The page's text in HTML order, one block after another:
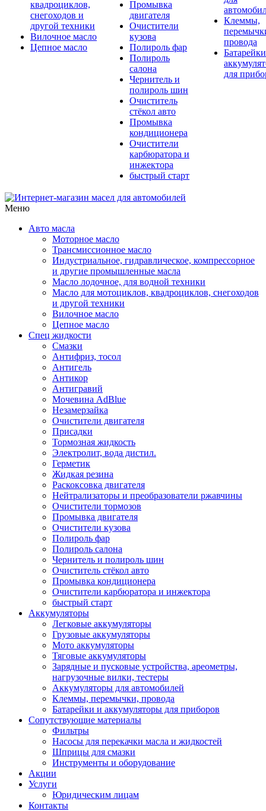
квадроциклов,
снегоходов и
другой техники
Вилочное масло
Цепное масло
Промывка
двигателя
Очистители
кузова
Полироль фар
Полироль
салона
Чернитель и
полироль шин
Очиститель
стёкол авто
Промывка
кондиционера
Очистители
карбюратора и
инжектора
быстрый старт
Клеммы,
провода
для
Меню
Авто масла
Моторное масло
Трансмиссионное масло
Индустриальное, гидравлическое, компрессорное
и другие промышленные масла
Масло лодочное, для водной техники
Масло для мотоциклов, квадроциклов, снегоходов
и другой техники
Вилочное масло
Цепное масло
Спец жидкости
Смазки
Антифриз, тосол
Антигель
Антикор
Антигравий
Мочевина AdBlue
Незамерзайка
Очистители двигателя
Присадки
Тормозная жидкость
Электролит, вода дистил.
Герметик
Жидкая резина
Раскоксовка двигателя
Нейтрализаторы и преобразователи ржавчины
Очистители тормозов
Промывка двигателя
Очистители кузова
Полироль фар
Полироль салона
Чернитель и полироль шин
Очиститель стёкол авто
Промывка кондиционера
Очистители карбюратора и инжектора
быстрый старт
Аккумуляторы
Легковые аккумуляторы
Грузовые аккумуляторы
Мото аккумуляторы
Тяговые аккумуляторы
Зарядные и пусковые устройства, ареометры,
нагрузочные вилки, тестеры
Аккумуляторы для автомобилей
Клеммы, перемычки, провода
Батарейки и аккумуляторы для приборов
Сопутствующие материалы
Фильтры
Насосы для перекачки масла и жидкостей
Шприцы для смазки
Инструменты и оборудование
Акции
Услуги
Юридическим лицам
Контакты